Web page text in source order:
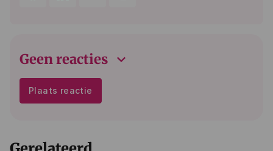
Geen reacties keyboard_arrow_down
Plaats reactie